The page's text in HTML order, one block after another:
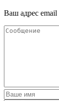
Ваш адрес email